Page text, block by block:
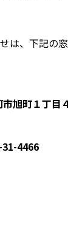
は、下記の
旭町１丁目
4466